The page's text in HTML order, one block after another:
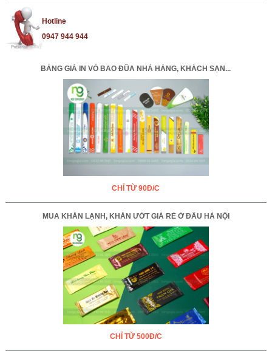
Hotline
0947 944 944
BẢNG GIÁ IN VỎ BAO ĐŨA NHÀ HÀNG, KHÁCH SẠN...
CHỈ TỪ 90Đ/C
MUA KHĂN LẠNH, KHĂN ƯỚT GIÁ RẺ Ở ĐÂU HÀ NỘI
CHỈ TỪ 500Đ/C